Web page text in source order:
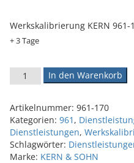
Werkskalibrierung KERN 961-
+ 3 Tage
Werkskalibrierschein 961-170
In den Warenkorb
Artikelnummer: 961-170
Kategorien: 961 ,
Dienstleistungen,
Schlagwörter:
Marke: KERN & SOHN